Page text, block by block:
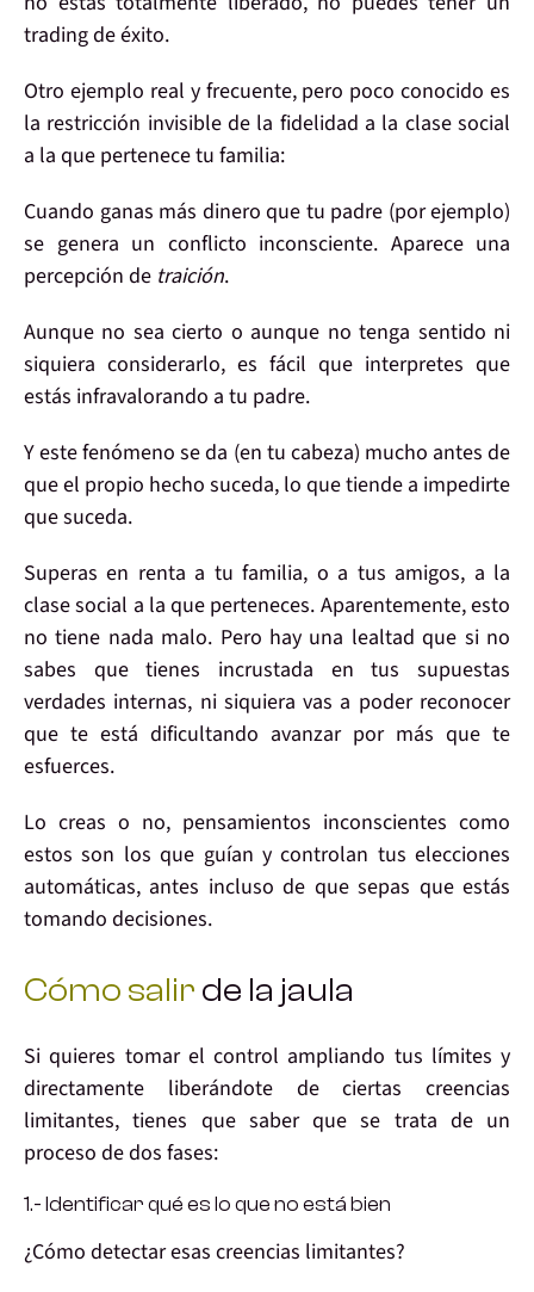
trading de éxito.
Otro ejemplo real y frecuente, pero poco conocido es
la restricción invisible de la fidelidad a la clase social
a la que pertenecetu familia:
Cuando ganas más dinero que tu padre (por ejemplo)
se genera un conflicto inconsciente. Aparece una
percepción de traición.
Aunque no sea cierto o aunque no tenga sentido ni
siquiera considerarlo, es fácil que interpretes que
estás infravalorando a tu padre.
Y este fenómenose da (en tu cabeza) mucho antes de
que el propio hecho suceda, lo que tiende a impedirte
que suceda.
Superas en renta a tu familia, o a tus amigos, a la
clase social a la que perteneces. Aparentemente, esto
no tiene nada malo. Pero hay una lealtad que si no
sabes que tienes incrustada en tus supuestas
verdades internas, ni siquiera vas a poder reconocer
que te está dificultando avanzarpor más que te
esfuerces.
Lo creas o no, pensamientos inconscientes como
estos son los que guían ycontrolan tus elecciones
automáticas, antes incluso de que sepas que estás
tomando decisiones.
Cómo salir de la jaula
Si quieres tomar el control ampliando tus límites y
directamente liberándotede ciertas creencias
limitantes, tienes que saber que se trata de un
proceso dedos fases:
1.- Identificar qué es lo que no está bien
¿Cómo detectaresas creencias limitantes?